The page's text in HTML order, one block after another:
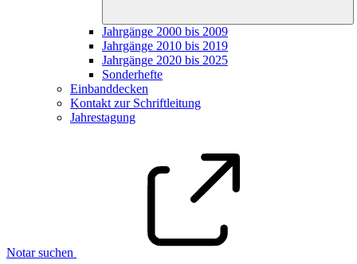
Jahrgänge 2000 bis 2009
Jahrgänge 2010 bis 2019
Jahrgänge 2020 bis 2025
Sonderhefte
Einbanddecken
Kontakt zur Schriftleitung
Jahrestagung
Notar suchen